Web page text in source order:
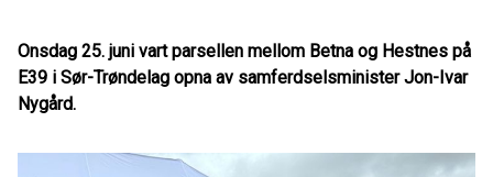
Onsdag 25. juni vart parsellen mellom Betna og Hestnes på
E39 i Sør-Trøndelag opna av samferdselsminister Jon-Ivar
Nygård.